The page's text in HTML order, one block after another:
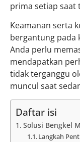
prima setiap saat
Keamanan serta
bergantung pada
Anda perlu
mendapatkan
tidak terganggu
muncul saat
Daftar isi
Solusi Bengkel
Langkah